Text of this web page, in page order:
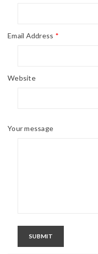
Email Address *
Website
Your message
SUBMIT